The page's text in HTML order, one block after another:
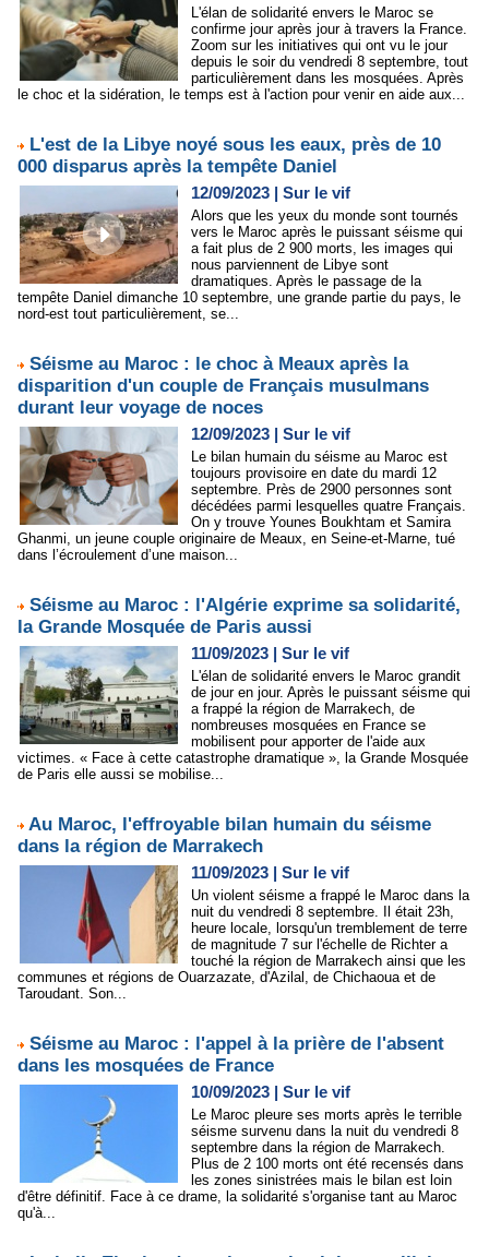
L'élan de solidarité envers le Maroc se
confirme jour après jour à travers la France.
Zoom sur les initiatives qui ont vu le jour
depuis le soir du vendredi 8 septembre, tout
particulièrement dans les mosquées. Après
le choc et la sidération, le temps est à l'action pour venir en aide aux...
L'est de la Libye noyé sous les eaux, près de 10
000 disparus après la tempête Daniel
12/09/2023 | Sur le vif
Alors que les yeux du monde sont tournés
vers le Maroc après le puissant séisme qui
a fait plus de 2 900 morts, les images qui
nous parviennent de Libye sont
dramatiques. Après le passage de la
tempête Daniel dimanche 10 septembre, une grande partie du pays, le
nord-est tout particulièrement, se...
Séisme au Maroc : le choc à Meaux après la
disparition d'un couple de Français musulmans
durant leur voyage de noces
12/09/2023 | Sur le vif
Le bilan humain du séisme au Maroc est
toujours provisoire en date du mardi 12
septembre. Près de 2900 personnes sont
décédées parmi lesquelles quatre Français.
On y trouve Younes Boukhtam et Samira
Ghanmi, un jeune couple originaire de Meaux, en Seine-et-Marne, tué
dans l’écroulement d’une maison...
Séisme au Maroc : l'Algérie exprime sa solidarité,
la Grande Mosquée de Paris aussi
11/09/2023 | Sur le vif
L'élan de solidarité envers le Maroc grandit
de jour en jour. Après le puissant séisme qui
a frappé la région de Marrakech, de
nombreuses mosquées en France se
mobilisent pour apporter de l'aide aux
victimes. « Face à cette catastrophe dramatique », la Grande Mosquée
de Paris elle aussi se mobilise...
Au Maroc, l'effroyable bilan humain du séisme
dans la région de Marrakech
11/09/2023 | Sur le vif
Un violent séisme a frappé le Maroc dans la
nuit du vendredi 8 septembre. Il était 23h,
heure locale, lorsqu'un tremblement de terre
de magnitude 7 sur l'échelle de Richter a
touché la région de Marrakech ainsi que les
communes et régions de Ouarzazate, d'Azilal, de Chichaoua et de
Taroudant. Son...
Séisme au Maroc : l'appel à la prière de l'absent
dans les mosquées de France
10/09/2023 | Sur le vif
Le Maroc pleure ses morts après le terrible
séisme survenu dans la nuit du vendredi 8
septembre dans la région de Marrakech.
Plus de 2 100 morts ont été recensés dans
les zones sinistrées mais le bilan est loin
d'être définitif. Face à ce drame, la solidarité s'organise tant au Maroc
qu'à...